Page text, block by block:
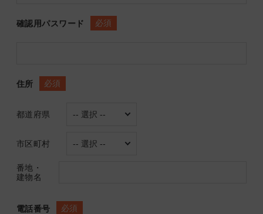
確認用パスワード 必須
住所 必須
都道府県
市区町村
番地・
建物名
電話番号 必須